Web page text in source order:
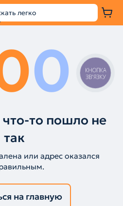
0
то пошло не
так
или адрес оказался
на главную
КНОПКА
ЗВ'ЯЗКУ